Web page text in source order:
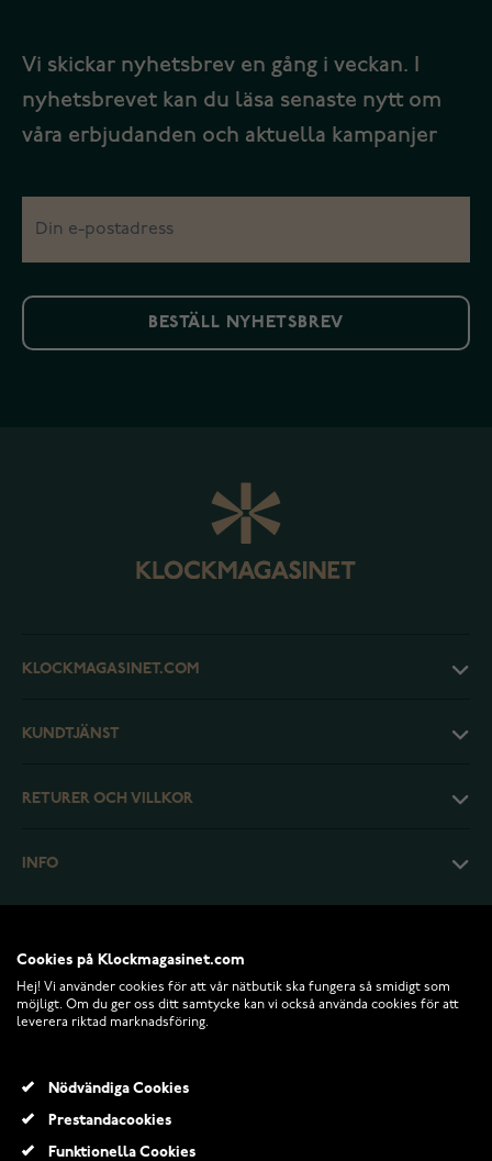
Vi skickar nyhetsbrev en gång i veckan. I
nyhetsbrevet kan du läsa senaste nytt om
våra erbjudanden och aktuella kampanjer
BESTÄLL NYHETSBREV
KLOCKMAGASINET.COM
KUNDTJÄNST
RETURER OCH VILLKOR
INFO
© 2026 Klockmagasinet.com
Cookies på Klockmagasinet.com
Hej! Vi använder cookies för att vår nätbutik ska fungera så smidigt som
möjligt. Om du ger oss ditt samtycke kan vi också använda cookies för att
leverera riktad marknadsföring.
Nödvändiga Cookies
Prestandacookies
Funktionella Cookies